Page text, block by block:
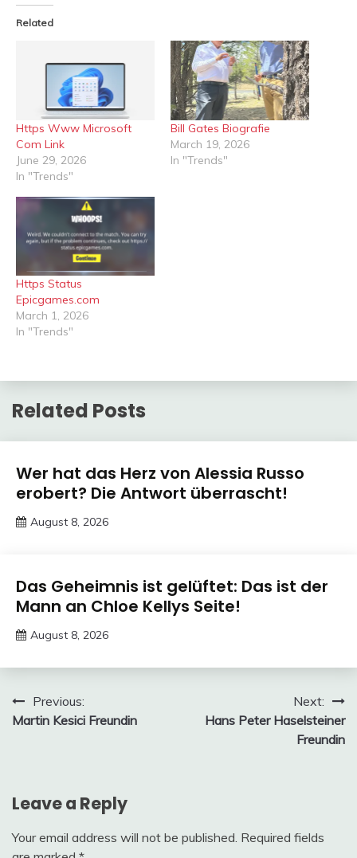
Related
Https Www Microsoft
Com Link
June 29, 2026
In "Trends"
Bill Gates Biografie
March 19, 2026
In "Trends"
Https Status
Epicgames.com
March 1, 2026
In "Trends"
Related Posts
Trends
Wer hat das Herz von Alessia Russo
erobert? Die Antwort überrascht!
August 8, 2026
Trends
Das Geheimnis ist gelüftet: Das ist der
Mann an Chloe Kellys Seite!
August 8, 2026
Meme
Post
navigation
Previous:
Martin Kesici Freundin
Next:
Hans Peter Haselsteiner
Freundin
Leave a Reply
Your email address will not be published. Required fields